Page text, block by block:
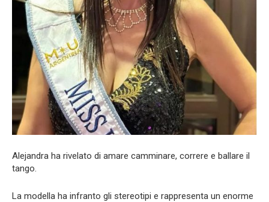
Alejandra ha rivelato di amare camminare, correre e ballare il
tango.
La modella ha infranto gli stereotipi e rappresenta un enorme